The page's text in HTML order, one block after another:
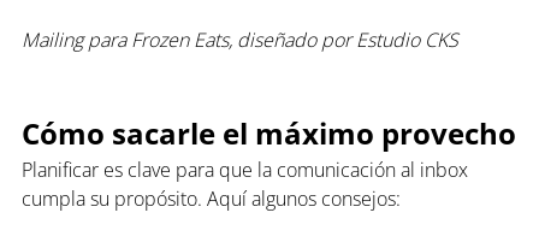
Mailing para Frozen Eats, diseñado por Estudio CKS
Cómo sacarle el máximo provecho
Planificar es clave para que la comunicación al inbox
cumpla su propósito. Aquí algunos consejos: